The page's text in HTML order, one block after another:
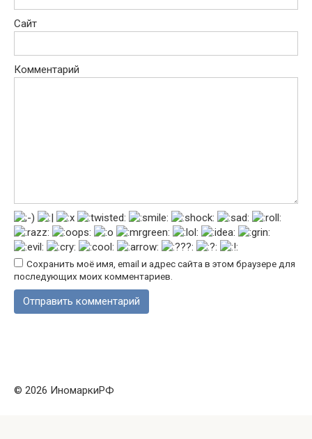
Сайт
Комментарий
Сохранить моё имя, email и адрес сайта в этом браузере для
последующих моих комментариев.
© 2026 ИномаркиРФ